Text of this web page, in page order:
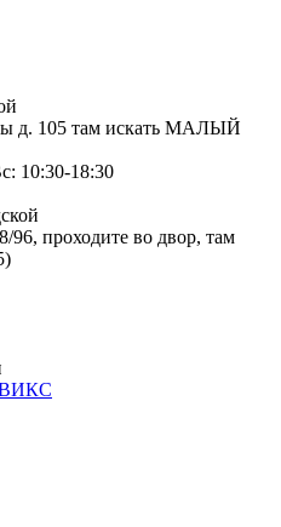
д. 105 там искать МАЛЫЙ
10:30-18:30
96, проходите во двор, там